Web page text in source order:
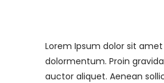
Lorem Ipsum dolor sit
dolormentum. Proin
auctor aliquet. Aenean